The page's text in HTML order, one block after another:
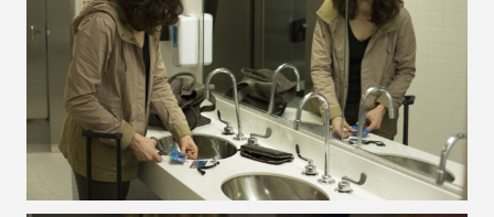
VOIR LA PHOTO EN GRAND FORMAT